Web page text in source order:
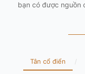
bạn có được nguồn
Tân cổ điển /